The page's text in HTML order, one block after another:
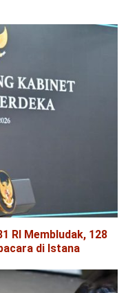
RI Membludak, 128
di Istana